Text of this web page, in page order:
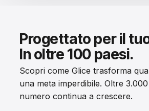
Progettato per il
In oltre 100 paesi.
Scopri come Glice trasforma
una meta imperdibile. Oltre
numero continua a crescere.